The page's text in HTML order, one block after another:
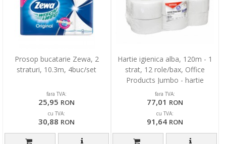
Prosop bucatarie Zewa, 2
straturi, 10.3m, 4buc/set
fara TVA:
25,95 RON
cu TVA:
30,88 RON
Hartie igienica alba, 120m - 1
strat, 12 role/bax, Office
Products Jumbo - hartie
reciclata
fara TVA:
77,01 RON
cu TVA:
91,64 RON